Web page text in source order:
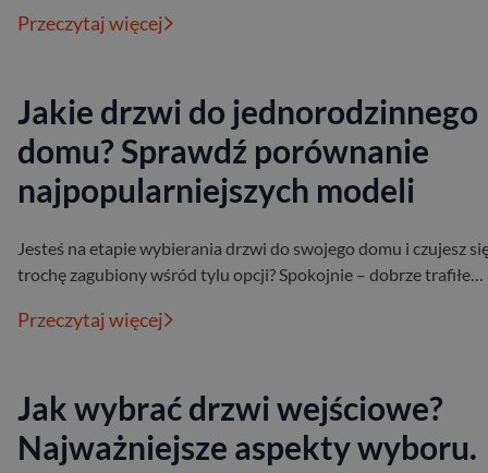
Przeczytaj więcej
Jakie drzwi do jednorodzinnego
domu? Sprawdź porównanie
najpopularniejszych modeli
Jesteś na etapie wybierania drzwi do swojego domu i czujesz
trochę zagubiony wśród tylu opcji? Spokojnie – dobrze trafiłe…
Przeczytaj więcej
Jak wybrać drzwi wejściowe?
Najważniejsze aspekty wyboru.